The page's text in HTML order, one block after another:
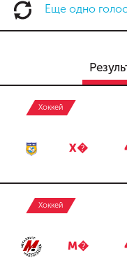
Еще одно
Хоккей
Х�
Хоккей
М�